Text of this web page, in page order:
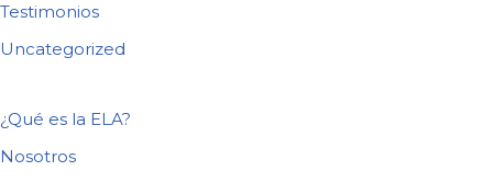
Testimonios
Uncategorized
¿Qué es la ELA?
Nosotros